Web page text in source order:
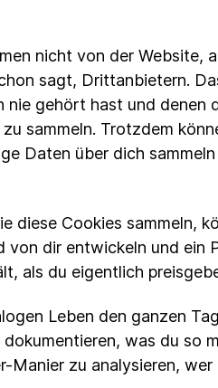
nicht von der Website,
sagt, Drittanbietern.
nie gehört hast und denen
sammeln. Trotzdem
Daten über dich
diese Cookies sammeln,
von dir entwickeln und ein
als du eigentlich
Leben den ganzen
was du so
Manier zu analysieren,